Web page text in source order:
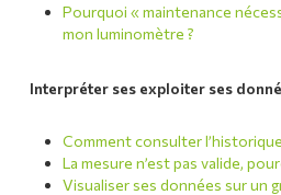
Pourquoi « maintenance
mon luminomètre ?
Interpréter ses exploiter ses
Comment consulter
La mesure n’est pas valide,
Visualiser ses données sur un